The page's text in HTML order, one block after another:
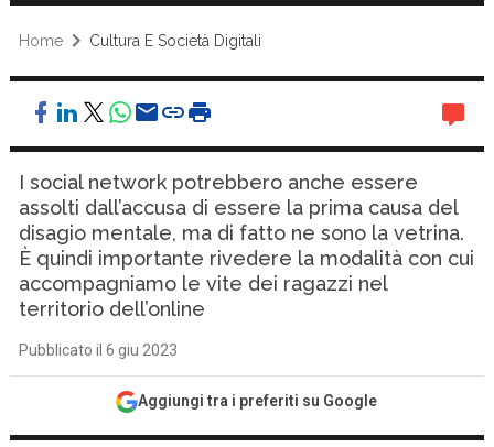
Home Cultura E Società Digitali
I social network potrebbero anche essere
assolti dall’accusa di essere la prima causa del
disagio mentale, ma di fatto ne sono la vetrina.
È quindi importante rivedere la modalità con cui
accompagniamo le vite dei ragazzi nel
territorio dell’online
Pubblicato il 6 giu 2023
Aggiungi tra i preferiti su Google